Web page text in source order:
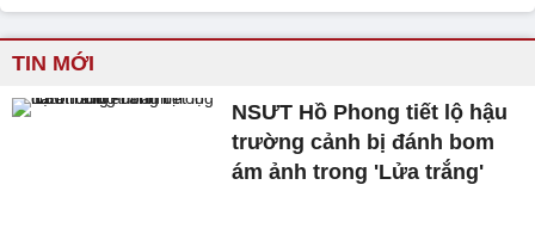
TIN MỚI
NSƯT Hồ Phong tiết lộ hậu
trường cảnh bị đánh bom
ám ảnh trong 'Lửa trắng'